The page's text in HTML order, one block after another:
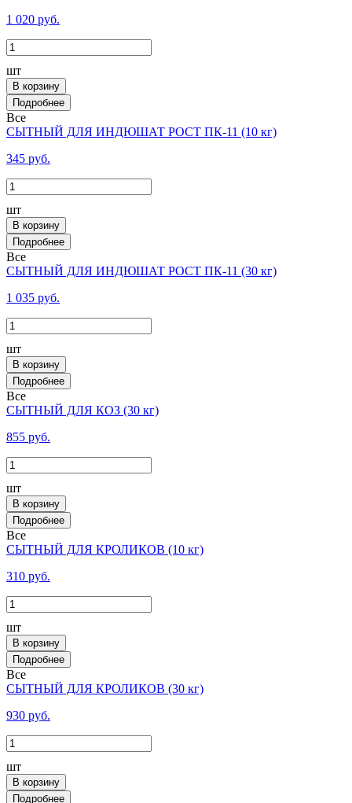
1 020 руб.
шт
В корзину
Все
СЫТНЫЙ ДЛЯ ИНДЮШАТ РОСТ ПК-11 (10 кг)
345 руб.
шт
В корзину
Все
СЫТНЫЙ ДЛЯ ИНДЮШАТ РОСТ ПК-11 (30 кг)
1 035 руб.
шт
В корзину
Все
СЫТНЫЙ ДЛЯ КОЗ (30 кг)
855 руб.
шт
В корзину
Все
СЫТНЫЙ ДЛЯ КРОЛИКОВ (10 кг)
310 руб.
шт
В корзину
Все
СЫТНЫЙ ДЛЯ КРОЛИКОВ (30 кг)
930 руб.
шт
В корзину